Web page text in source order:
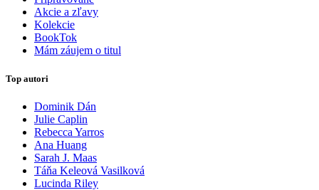
Akcie a zľavy
Kolekcie
BookTok
Mám záujem o titul
Top autori
Dominik Dán
Julie Caplin
Rebecca Yarros
Ana Huang
Sarah J. Maas
Táňa Keleová Vasilková
Lucinda Riley